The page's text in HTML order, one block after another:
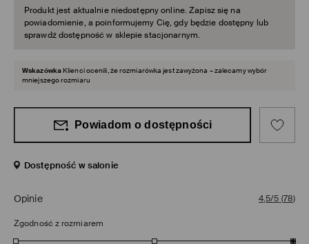
Produkt jest aktualnie niedostępny online. Zapisz się na
powiadomienie, a poinformujemy Cię, gdy będzie dostępny lub
sprawdź dostępność w sklepie stacjonarnym.
Wskazówka Klienci ocenili, że rozmiarówka jest zawyżona – zalecamy wybór
mniejszego rozmiaru
Powiadom o dostępności
Dostępność w salonie
Opinie 4,5/5 (78)
Zgodność z rozmiarem